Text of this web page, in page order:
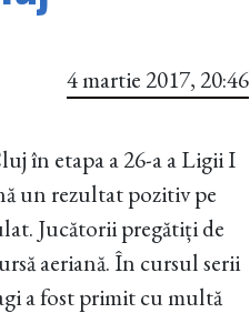
4 martie 2017, 20:46
în etapa a 26-a a Ligii I
un rezultat pozitiv pe
Jucătorii pregătiți de
aeriană. În cursul serii
a fost primit cu multă